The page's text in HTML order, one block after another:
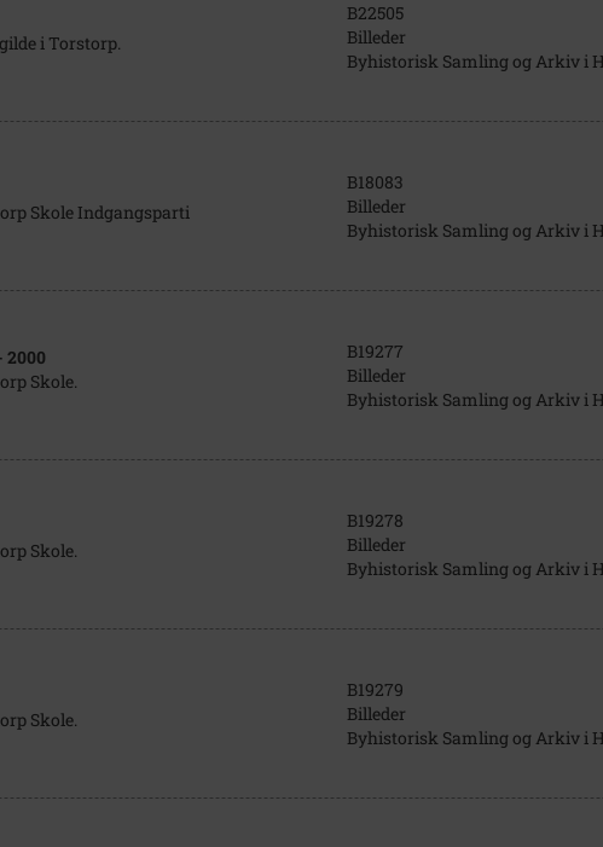
i Torstorp.
B22505
Billeder
Byhistorisk Samling og Arkiv i
Skole Indgangsparti
B18083
Billeder
Byhistorisk Samling og Arkiv i
2000
Skole.
B19277
Billeder
Byhistorisk Samling og Arkiv i
Skole.
B19278
Billeder
Byhistorisk Samling og Arkiv i
Skole.
B19279
Billeder
Byhistorisk Samling og Arkiv i